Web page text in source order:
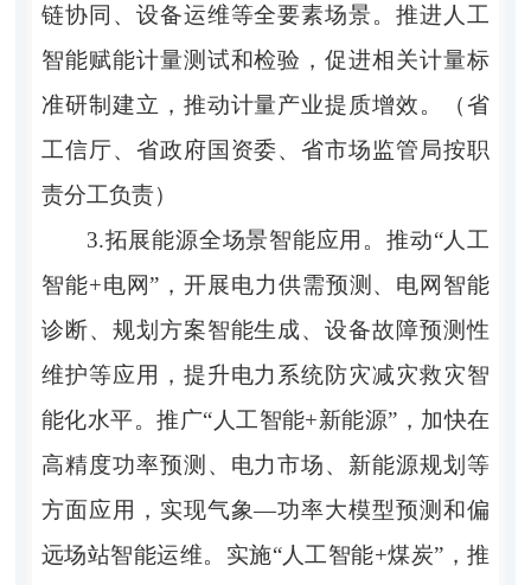
链协同、设备运维等全要素场景。推进人工
智能赋能计量测试和检验，促进相关计量标
准研制建立，推动计量产业提质增效。（省
工信厅、省政府国资委、省市场监管局按职
责分工负责）
3.拓展能源全场景智能应用。推动“人工
智能+电网”，开展电力供需预测、电网智能
诊断、规划方案智能生成、设备故障预测性
维护等应用，提升电力系统防灾减灾救灾智
能化水平。推广“人工智能+新能源”，加快在
高精度功率预测、电力市场、新能源规划等
方面应用，实现气象—功率大模型预测和偏
远场站智能运维。实施“人工智能+煤炭”，推